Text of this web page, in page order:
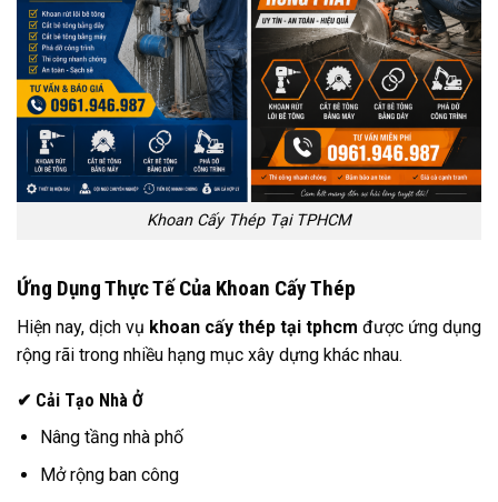
Khoan Cấy Thép Tại TPHCM
Ứng Dụng Thực Tế Của Khoan Cấy Thép
Hiện nay, dịch vụ khoan cấy thép tại tphcm được ứng dụng
rộng rãi trong nhiều hạng mục xây dựng khác nhau.
✔ Cải Tạo Nhà Ở
Nâng tầng nhà phố
Mở rộng ban công